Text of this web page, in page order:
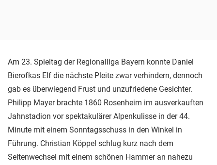
Am 23. Spieltag der Regionalliga Bayern konnte Daniel
Bierofkas Elf die nächste Pleite zwar verhindern, dennoch
gab es überwiegend Frust und unzufriedene Gesichter.
Philipp Mayer brachte 1860 Rosenheim im ausverkauften
Jahnstadion vor spektakulärer Alpenkulisse in der 44.
Minute mit einem Sonntagsschuss in den Winkel in
Führung. Christian Köppel schlug kurz nach dem
Seitenwechsel mit einem schönen Hammer an nahezu